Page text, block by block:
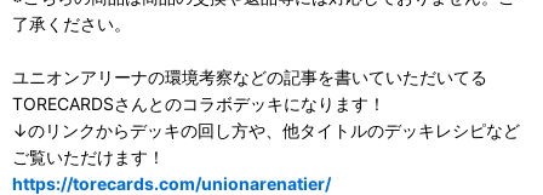
了承ください。
ユニオンアリーナの環境考察などの記事を書いていただいてる
TORECARDSさんとのコラボデッキになります！
↓のリンクからデッキの回し方や、他タイトルのデッキレシピなど
ご覧いただけます！
https://torecards.com/unionarenatier/